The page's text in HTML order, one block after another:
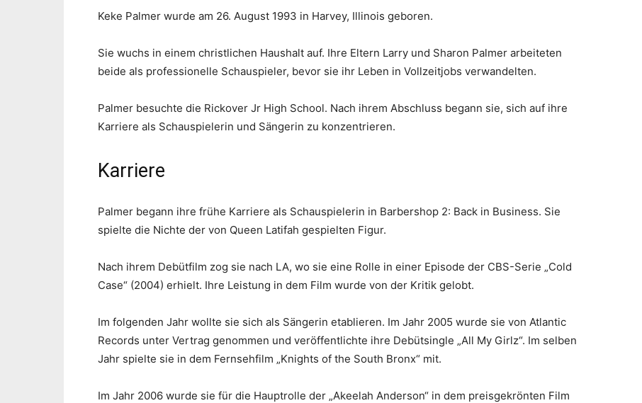
Keke Palmer wurde am 26. August 1993 in Harvey, Illinois geboren.
Sie wuchs in einem christlichen Haushalt auf. Ihre Eltern Larry und Sharon Palmer arbeiteten
beide als professionelle Schauspieler, bevor sie ihr Leben in Vollzeitjobs verwandelten.
Palmer besuchte die Rickover Jr High School. Nach ihrem Abschluss begann sie, sich auf ihre
Karriere als Schauspielerin und Sängerin zu konzentrieren.
Karriere
Palmer begann ihre frühe Karriere als Schauspielerin in Barbershop 2: Back in Business. Sie
spielte die Nichte der von Queen Latifah gespielten Figur.
Nach ihrem Debütfilm zog sie nach LA, wo sie eine Rolle in einer Episode der CBS-Serie „Cold
Case“ (2004) erhielt. Ihre Leistung in dem Film wurde von der Kritik gelobt.
Im folgenden Jahr wollte sie sich als Sängerin etablieren. Im Jahr 2005 wurde sie von Atlantic
Records unter Vertrag genommen und veröffentlichte ihre Debütsingle „All My Girlz“. Im selben
Jahr spielte sie in dem Fernsehfilm „Knights of the South Bronx“ mit.
Im Jahr 2006 wurde sie für die Hauptrolle der „Akeelah Anderson“ in dem preisgekrönten Film